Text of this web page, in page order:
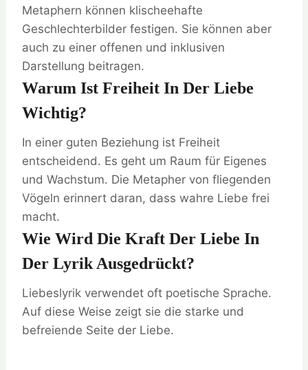
Metaphern können klischeehafte
Geschlechterbilder festigen. Sie können aber
auch zu einer offenen und inklusiven
Darstellung beitragen.
Warum Ist Freiheit In Der Liebe
Wichtig?
In einer guten Beziehung ist Freiheit
entscheidend. Es geht um Raum für Eigenes
und Wachstum. Die Metapher von fliegenden
Vögeln erinnert daran, dass wahre Liebe frei
macht.
Wie Wird Die Kraft Der Liebe In
Der Lyrik Ausgedrückt?
Liebeslyrik verwendet oft poetische Sprache.
Auf diese Weise zeigt sie die starke und
befreiende Seite der Liebe.